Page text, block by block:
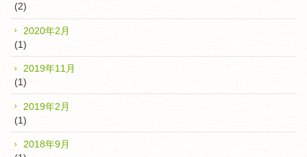
(2)
2020年2月
(1)
2019年11月
(1)
2019年2月
(1)
2018年9月